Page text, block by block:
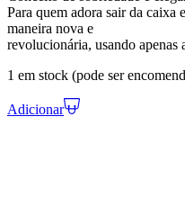
Para quem adora sair da caixa
maneira nova e
revolucionária, usando apenas
1 em stock (pode ser
Adicionar